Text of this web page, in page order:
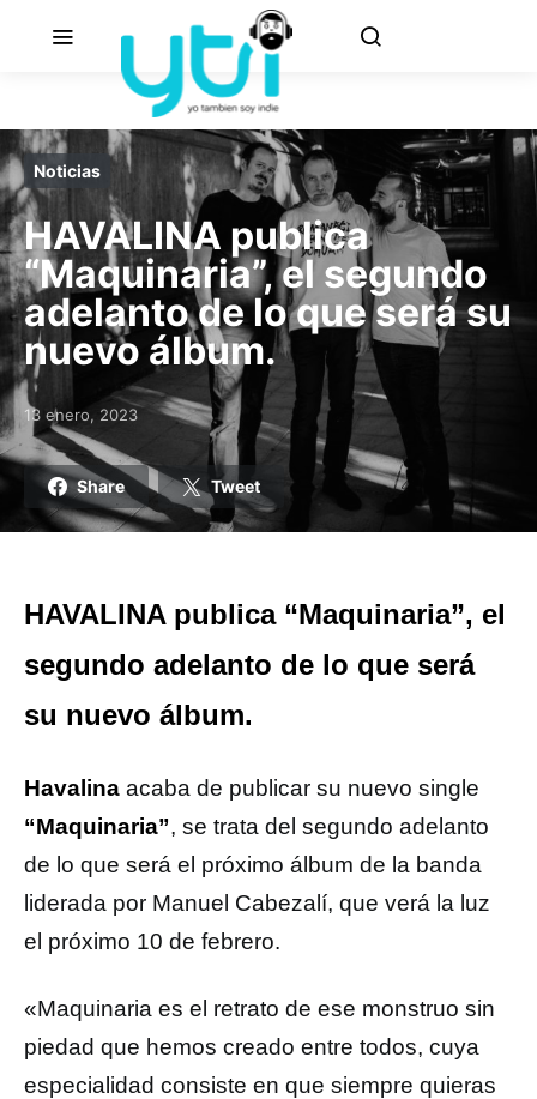
Noticias
HAVALINA publica
“Maquinaria”, el segundo
adelanto de lo que será su
nuevo álbum.
Posted on
13 enero, 2023
Share Tweet
HAVALINA publica “Maquinaria”, el
segundo adelanto de lo que será
su nuevo álbum.
Havalina acaba de publicar su nuevo single
“Maquinaria”, se trata del segundo adelanto
de lo que será el próximo álbum de la banda
liderada por Manuel Cabezalí, que verá la luz
el próximo 10 de febrero.
«Maquinaria es el retrato de ese monstruo sin
piedad que hemos creado entre todos, cuya
especialidad consiste en que siempre quieras